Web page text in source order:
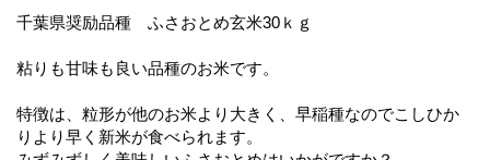
千葉県奨励品種 ふさおとめ玄米30ｋｇ
粘りも甘味も良い品種のお米です。
特徴は、粒形が他のお米より大きく、早稲種なのでこしひか
りより早く新米が食べられます。